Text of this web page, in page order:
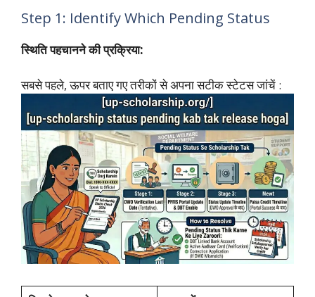
Step 1: Identify Which Pending Status
स्थिति पहचानने की प्रक्रिया:
सबसे पहले, ऊपर बताए गए तरीकों से अपना सटीक स्टेटस जांचें :